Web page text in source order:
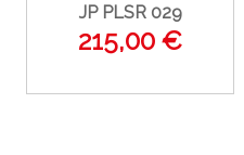
JP PLSR 029
215,00 €